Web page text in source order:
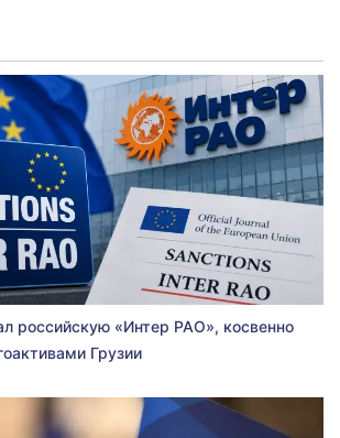
российскую «Интер РАО», косвенно
Грузии